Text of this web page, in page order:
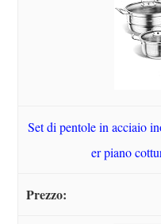
Set di pentole in acciaio
er piano